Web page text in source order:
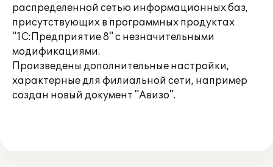
распределенной сетью информационных баз,
присутствующих в программных продуктах
"1С:Предприятие 8" с незначительными
модификациями.
Произведены дополнительные настройки,
характерные для филиальной сети, например
создан новый документ "Авизо".